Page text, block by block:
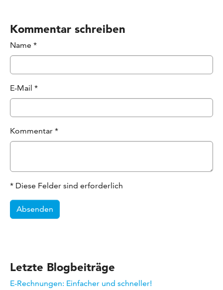
Kommentar schreiben
Name *
E-Mail *
Kommentar *
* Diese Felder sind erforderlich
Absenden
Letzte Blogbeiträge
E-Rechnungen: Einfacher und schneller!